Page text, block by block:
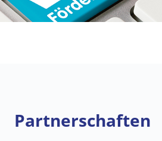
Partnerschaften